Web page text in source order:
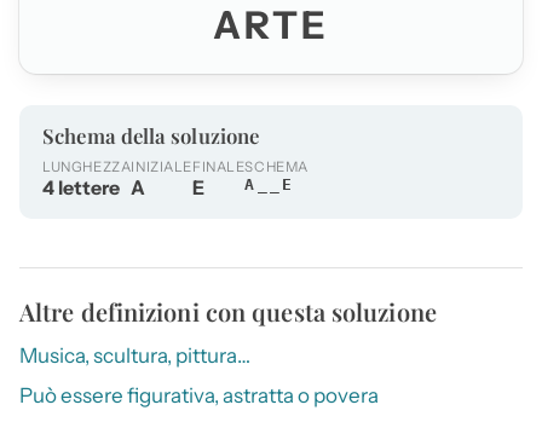
ARTE
Schema della soluzione
LUNGHEZZA
4 lettere
INIZIALE
A
FINALE
E
SCHEMA
A__E
Altre definizioni con questa soluzione
Musica, scultura, pittura…
Può essere figurativa, astratta o povera